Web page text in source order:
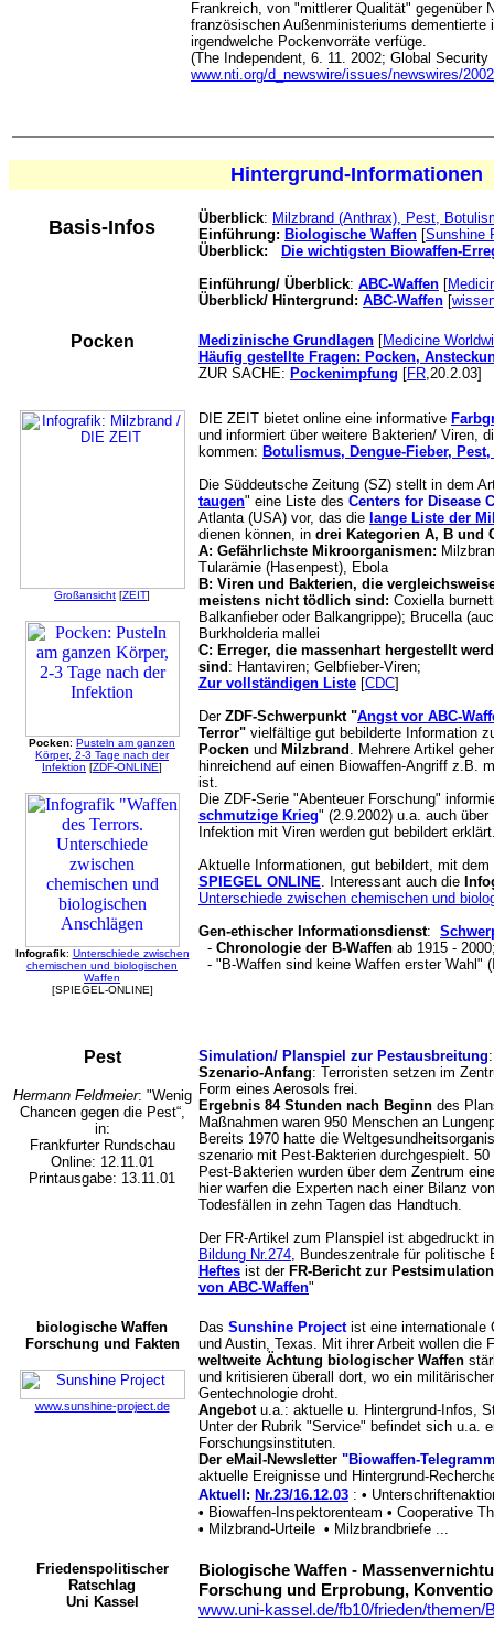
Frankreich, von "mittlerer Qualität" gegenüber
französischen Außenministeriums
irgendwelche Pockenvorräte verfüge.
(The Independent, 6. 11. 2002; Global Security
www.nti.org/d_newswire/issues/newswires/
Hintergrund-Informationen
Basis-Infos Überblick: Milzbrand (Anthrax), Pest,
Einführung: Biologische Waffen [Sunshine
Überblick:
Die wichtigsten Biowaffen-
Einführung/ Überblick: ABC-Waffen [
Überblick/ Hintergrund: ABC-Waffen [
Pocken Medizinische Grundlagen [Medicine
Häufig gestellte Fragen: Pocken,
ZUR SACHE: Pockenimpfung [FR,20.2.03]
Großansicht [ZEIT]
Pocken: Pusteln am ganzen
Körper, 2-3 Tage nach der
Infektion [ZDF-ONLINE]
Infografik: Unterschiede zwischen
chemischen und biologischen
Waffen
[SPIEGEL-ONLINE]
DIE ZEIT bietet online eine informative
und informiert über weitere Bakterien/ Viren,
kommen: Botulismus, Dengue-Fieber,
Die Süddeutsche Zeitung (SZ) stellt in dem
taugen" eine Liste des Centers for Disease
Atlanta (USA) vor, das die lange Liste der
dienen können, in drei Kategorien A, B und
A: Gefährlichste Mikroorganismen:
Tularämie (Hasenpest), Ebola
B: Viren und Bakterien, die
meistens nicht tödlich sind: Coxiella
Balkanfieber oder Balkangrippe); Brucella
Burkholderia mallei
C: Erreger, die massenhart hergestellt
sind : Hantaviren; Gelbfieber-Viren;
Zur vollständigen Liste [CDC]
Der ZDF-Schwerpunkt "Angst vor ABC-
Terror" vielfältige gut bebilderte Information
Pocken und Milzbrand . Mehrere Artikel
hinreichend auf einen Biowaffen-Angriff z.B.
ist.
Die ZDF-Serie "Abenteuer Forschung"
schmutzige Krieg" (2.9.2002) u.a. auch
Infektion mit Viren werden gut bebildert
Aktuelle Informationen, gut bebildert, mit dem
SPIEGEL ONLINE. Interessant auch die
Unterschiede zwischen chemischen und
Gen-ethischer Informationsdienst:
- Chronologie der B-Waffen ab 1915 -
- "B-Waffen sind keine Waffen erster Wahl"
Pest
Hermann Feldmeier: "Wenig
Chancen gegen die Pest“,
in:
Frankfurter Rundschau
Online: 12.11.01
Printausgabe: 13.11.01
Simulation/ Planspiel zur Pestausbreitung
Szenario-Anfang: Terroristen setzen im
Form eines Aerosols frei.
Ergebnis 84 Stunden nach Beginn des
Maßnahmen waren 950 Menschen an
Bereits 1970 hatte die
szenario mit Pest-Bakterien durchgespielt.
Pest-Bakterien wurden über dem Zentrum
hier warfen die Experten nach einer Bilanz
Todesfällen in zehn Tagen das Handtuch.
Der FR-Artikel zum Planspiel ist abgedruckt
Bildung Nr.274, Bundeszentrale für politische
Heftes ist der FR-Bericht zur
von ABC-Waffen"
biologische Waffen
Forschung und Fakten
www.sunshine-project.de
Das Sunshine Project ist eine internationale
und Austin, Texas. Mit ihrer Arbeit wollen die
weltweite Ächtung biologischer Waffen
und kritisieren überall dort, wo ein
Gentechnologie droht.
Angebotu.a.: aktuelle u. Hintergrund-Infos,
Unter der Rubrik "Service" befindet sich u.a.
Forschungsinstituten.
Der eMail-Newsletter "Biowaffen-
aktuelle Ereignisse und Hintergrund-
Aktuell : Nr.23/16.12.03 : •
• Biowaffen-Inspektorenteam • Cooperative
• Milzbrand-Urteile • Milzbrandbriefe ...
Friedenspolitischer
Ratschlag
Uni Kassel
Biologische Waffen -
Forschung und Erprobung,
www.uni-kassel.de/fb10/frieden/themen/